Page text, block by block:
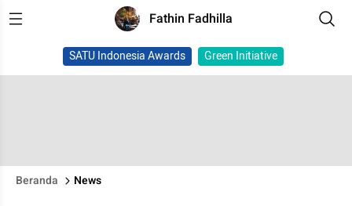
Fathin Fadhilla
SATU Indonesia Awards Green Initiative
Beranda News